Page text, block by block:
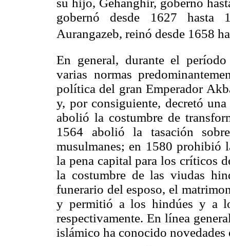
gobernó desde 1627
Aurangazeb, reinó desde 1658
En general, durante el
varias normas
política del gran Emperador
y, por consiguiente, decretó
abolió la costumbre de
1564 abolió la tasación
musulmanes; en 1580 prohibió
la pena capital para los críticos
la costumbre de las viudas
funerario del esposo, el
y permitió a los hindúes y a
respectivamente. En línea
islámico ha conocido